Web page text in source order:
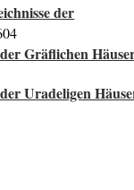
der
Gräflichen
Uradeligen